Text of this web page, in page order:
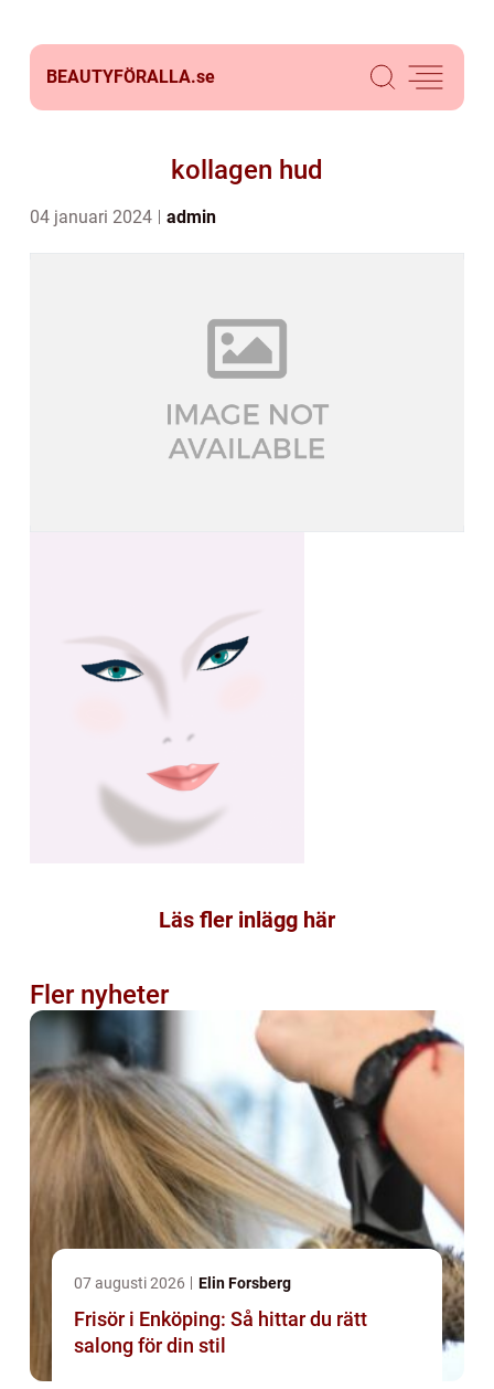
BEAUTYFÖRALLA.se
kollagen hud
04 januari 2024 admin
Läs fler inlägg här
Fler nyheter
07 augusti 2026 Elin Forsberg
Frisör i Enköping: Så hittar du rätt
salong för din stil